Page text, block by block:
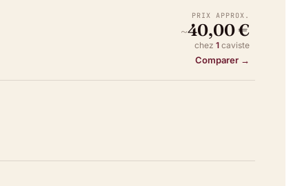
PRIX APPROX.
~40,00 €
chez 1 caviste
Comparer →